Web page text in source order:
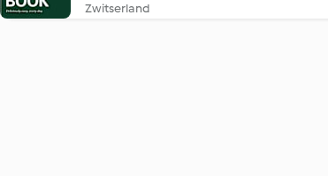
Zwitserland